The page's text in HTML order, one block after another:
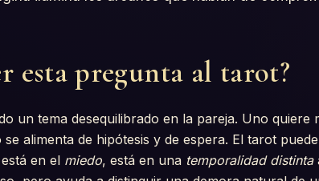
esta pregunta al tarot?
un tema desequilibrado en la pareja. Uno quiere
alimenta de hipótesis y de espera. El tarot
en el miedo, está en una temporalidad distinta